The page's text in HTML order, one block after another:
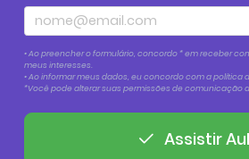
• Ao preencher o formulário, concordo * em receber
meus interesses.
• Ao informar meus dados, eu concordo com a política
*Você pode alterar suas permissões de comunicação
Assistir